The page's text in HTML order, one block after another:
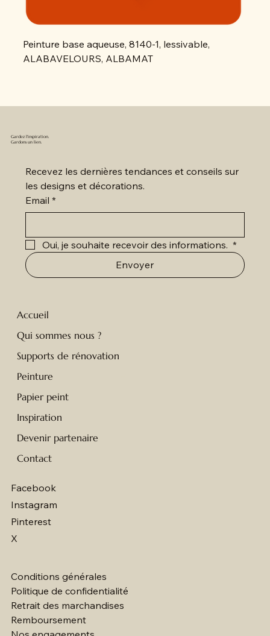
Peinture base aqueuse, 8140-1, lessivable,
ALABAVELOURS, ALBAMAT
Accueil
Qui sommes nous ?
Supports de rénovation
Peinture
Papier peint
Inspiration
Devenir partenaire
Contact
Conditions générales
Politique de confidentialité
Retrait des marchandises
Remboursement
Facebook
Instagram
Pinterest
X
Gardez l'inspiration.
Gardons un lien.
Recevez les dernières tendances et conseils sur
les designs et décorations.
Email *
Oui, je souhaite recevoir des informations. *
Envoyer